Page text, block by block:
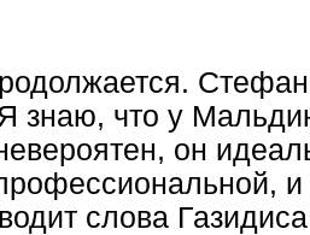
знаю, что у
он
и
слова